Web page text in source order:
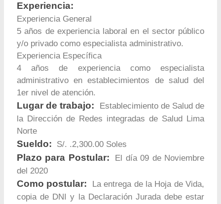
Experiencia:
Experiencia General
5 años de experiencia laboral en el sector público
y/o privado como especialista administrativo.
Experiencia Específica
4 años de experiencia como especialista
administrativo en establecimientos de salud del
1er nivel de atención.
Lugar de trabajo:
Establecimiento de Salud de
la Dirección de Redes integradas de Salud Lima
Norte
Sueldo: S/. .2,300.00 Soles
Plazo para Postular:
El día 09 de Noviembre
del 2020
Como postular:
La entrega de la Hoja de Vida,
copia de DNI y la Declaración Jurada debe estar